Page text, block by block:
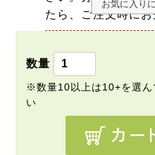
たら、ご注文時にお
お気に入り